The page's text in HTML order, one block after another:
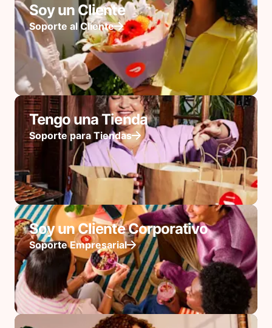
Soy un Cliente
Soporte al Cliente
Tengo una Tienda
Soporte para Tiendas
Soy un Cliente Corporativo
Soporte Empresarial